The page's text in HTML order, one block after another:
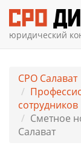
юридический
СРО Салават
сотрудников
Сметное
Салават